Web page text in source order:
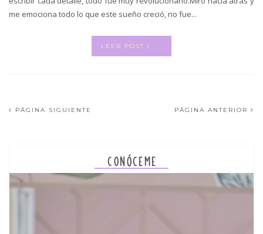
me emociona todo lo que este sueño creció, no fue...
LEER POST
PÁGINA SIGUIENTE PÁGINA ANTERIOR
CONÓCEME